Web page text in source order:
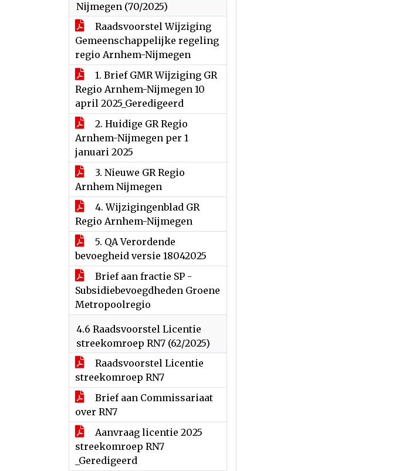
Nijmegen (70/2025)
Raadsvoorstel Wijziging
Gemeenschappelijke regeling
regio Arnhem-Nijmegen
1. Brief GMR Wijziging GR
Regio Arnhem-Nijmegen 10
april 2025_Geredigeerd
2. Huidige GR Regio
Arnhem-Nijmegen per 1
januari 2025
3. Nieuwe GR Regio
Arnhem Nijmegen
4. Wijzigingenblad GR
Regio Arnhem-Nijmegen
5. QA Verordende
bevoegheid versie 18042025
Brief aan fractie SP -
Subsidiebevoegdheden Groene
Metropoolregio
4.6 Raadsvoorstel Licentie
streekomroep RN7 (62/2025)
Raadsvoorstel Licentie
streekomroep RN7
Brief aan Commissariaat
over RN7
Aanvraag licentie 2025
streekomroep RN7
_Geredigeerd